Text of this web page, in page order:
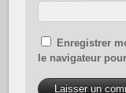
Enregistrer
le navigateur